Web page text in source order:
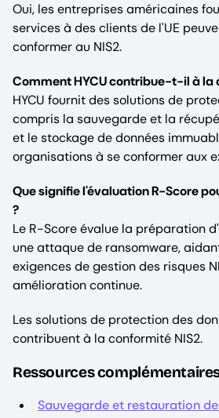
Oui, les entreprises américaines
services à des clients de l'UE
conformer au NIS2.
Comment HYCU contribue-t-il à la
HYCU fournit des solutions de
compris la sauvegarde et la
et le stockage de données
organisations à se conformer aux
Que signifie l'évaluation R-Score
?
Le R-Score évalue la préparation
une attaque de ransomware,
exigences de gestion des risques
amélioration continue.
Les solutions de protection des
contribuent à la conformité NIS2.
Ressources
Sauvegarde et restauration